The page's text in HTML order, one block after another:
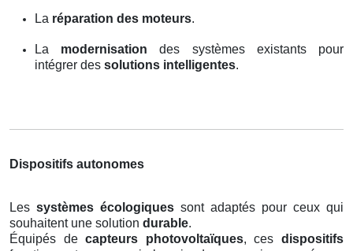
La réparation des moteurs.
La modernisation des systèmes existants pour
intégrer des solutions intelligentes.
Dispositifs autonomes
Les systèmes écologiques sont adaptés pour ceux qui
souhaitent une solution durable.
Équipés decapteurs photovoltaïques, cesdispositifs